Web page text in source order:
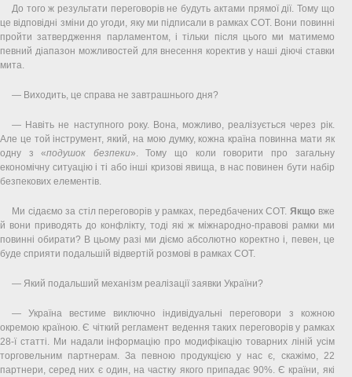
До того ж результати переговорів не будуть актами прямої дії. Тому що
це відповідні зміни до угоди, яку ми підписали в рамках СОТ. Вони повинні
пройти затвердження парламентом, і тільки після цього ми матимемо
певний діапазон можливостей для внесення коректив у наші діючі ставки
мита.
— Виходить, це справа не завтрашнього дня?
— Навіть не наступного року. Вона, можливо, реалізується через рік.
Але це той інструмент, який, на мою думку, кожна країна повинна мати як
одну з «подушок безпеки». Тому що коли говорити про загальну
економічну ситуацію і ті або інші кризові явища, в нас повинен бути набір
безпекових елементів.
Ми сідаємо за стіл переговорів у рамках, передбачених СОТ.Якщо вже
й вони приводять до конфлікту, тоді які ж міжнародно-правові рамки ми
повинні обирати? В цьому разі ми діємо абсолютно коректно і, певен, це
буде сприяти подальшій відвертій розмові в рамках СОТ.
— Який подальший механізм реалізації заявки України?
— Україна вестиме виключно індивідуальні переговори з кожною
окремою країною. Є чіткий регламент ведення таких переговорів у рамках
28-ї статті. Ми надали інформацію про модифікацію товарних ліній усім
торговельним партнерам. За певною продукцією у нас є, скажімо, 22
партнери, серед них є один, на частку якого припадає 90%. Є країни, які